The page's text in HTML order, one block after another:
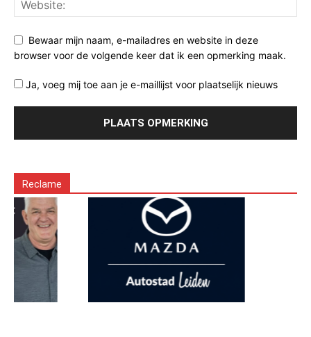
Bewaar mijn naam, e-mailadres en website in deze
browser voor de volgende keer dat ik een opmerking maak.
Ja, voeg mij toe aan je e-maillijst voor plaatselijk nieuws
Reclame